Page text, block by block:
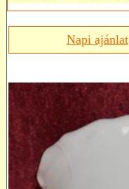
Napi ajánlat